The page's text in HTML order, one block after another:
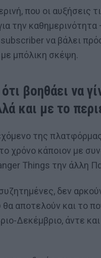
που οι αυξήσεις
την
να βάλει
με μπόλικη σκέψη.
βοηθάει να
και με το
της
χρόνο κάποιον με
Things την άλλη
δεν
θα αποτελούν και το
Δεκέμβριο, άντε